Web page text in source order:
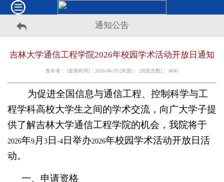
通知公告
吉林大学通信工程学院2026年校园学术活动开放日通知
发布者： [发表时间]：2026-06-29 [来源]： [浏览次数]： 4045
为促进全国信息与通信工程、控制科学与工
程学科高校大学生之间的学术交流，向广大学子提
供了解吉林大学通信工程学院的机会，我院将于
2026年9 月 3 日 -4 日举办2026年校园学术活动开放日活
动。
一、申请资格